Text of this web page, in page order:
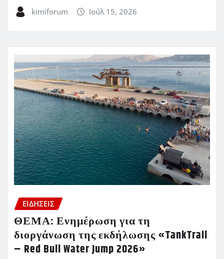
kimiforum Ιούλ 15, 2026
ΕΙΔΗΣΕΙΣ
ΘΕΜΑ: Ενημέρωση για τη
διοργάνωση της εκδήλωσης «TankTrail
– Red Bull Water Jump 2026»